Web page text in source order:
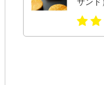
サンド